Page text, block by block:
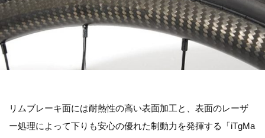
リムブレーキ面には耐熱性の高い表面加工と、表面のレーザ
ー処理によって下りも安心の優れた制動力を発揮する「iTgMa